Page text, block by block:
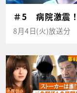
＃5 病院激震
8月4日(火)放送分